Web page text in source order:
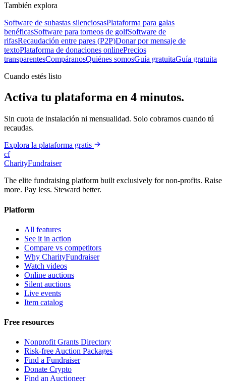
También explora
Software de subastas silenciosasPlataforma para galas
benéficasSoftware para torneos de golfSoftware de
rifasRecaudación entre pares (P2P)Donar por mensaje de
textoPlataforma de donaciones onlinePrecios
transparentesCompáranosQuiénes somosGuía gratuitaGuía gratuita
Cuando estés listo
Activa tu plataforma en 4 minutos.
Sin cuota de instalación ni mensualidad. Solo cobramos cuando tú
recaudas.
Explora la plataforma gratis
cf
CharityFundraiser
The elite fundraising platform built exclusively for non-profits. Raise
more. Pay less. Steward better.
Platform
All features
See it in action
Compare vs competitors
Why CharityFundraiser
Watch videos
Online auctions
Silent auctions
Live events
Item catalog
Free resources
Nonprofit Grants Directory
Risk-free Auction Packages
Find a Fundraiser
Donate Crypto
Find an Auctioneer